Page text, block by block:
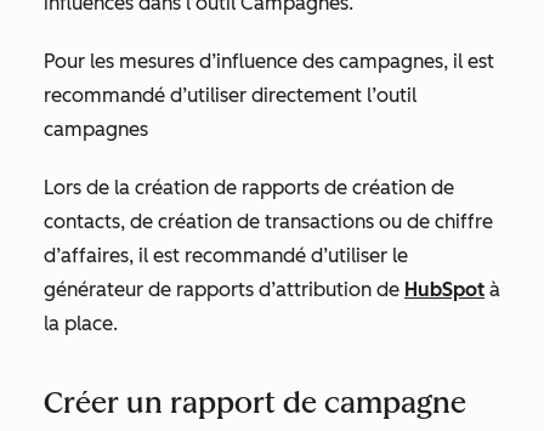
Pour les mesures d’influence des campagnes, il est
recommandé d’utiliser directement l’outil
campagnes
Lors de la création de rapports de création de
contacts, de création de transactions ou de chiffre
d’affaires, il est recommandé d’utiliser le
générateur de rapports d’attribution de HubSpot à
la place.
Créer un rapport de campagne